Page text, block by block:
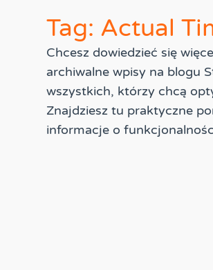
Tag: Actual
Chcesz dowiedzieć się
archiwalne wpisy na blogu
wszystkich, którzy chcą
Znajdziesz tu praktyczne
informacje o